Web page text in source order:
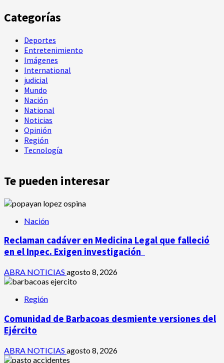
Categorías
Deportes
Entretenimiento
Imágenes
International
judicial
Mundo
Nación
National
Noticias
Opinión
Región
Tecnología
Te pueden interesar
Nación
Reclaman cadáver en Medicina Legal que falleció
en el Inpec. Exigen investigación
ABRA NOTICIAS agosto 8, 2026
Región
Comunidad de Barbacoas desmiente versiones del
Ejército
ABRA NOTICIAS agosto 8, 2026